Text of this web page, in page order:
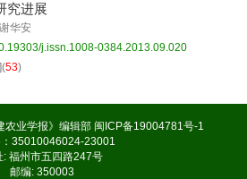
究进展
谢华安
j.issn.1008-0384.2013.09.020
](53)
农业学报》编辑部 闽ICP备19004781号-1
：35010046024-23001
: 福州市五四路247号
邮编: 350003